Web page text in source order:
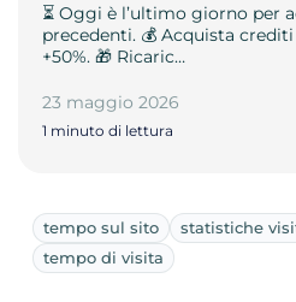
⏳ Oggi è l’ultimo giorno per
precedenti. 💰 Acquista
+50%. 🎁 Ricaric…
23 maggio 2026
1 minuto di lettura
tempo sul sito statistiche
tempo di visita